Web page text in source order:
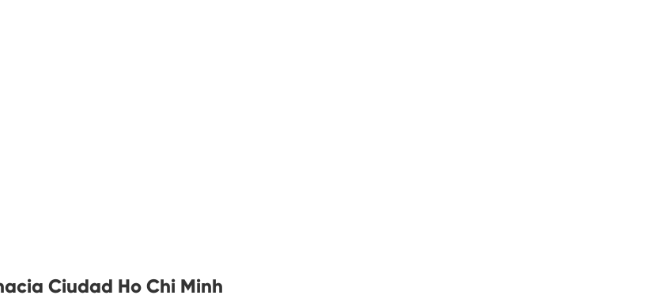
Ciudad Ho Chi Minh